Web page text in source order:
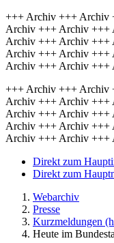
+++ Archiv +++ Archiv
Archiv +++ Archiv
Archiv +++ Archiv
Archiv +++ Archiv
Archiv +++ Archiv
+++ Archiv +++ Archiv
Archiv +++ Archiv
Archiv +++ Archiv
Archiv +++ Archiv
Archiv +++ Archiv
Direkt zum
Direkt zum
Webarchiv
Presse
Kurzmeldungen
Heute im